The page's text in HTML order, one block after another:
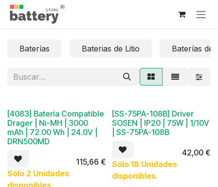
Ir al contenido
Baterías Baterias de Litio Baterías de
[4083] Batería Compatible
Drager | Ni-MH | 3000
mAh | 72.00 Wh | 24.0V |
DRN500MD
115,66 €
Sólo 2 Unidades
disponibles.
[SS-75PA-108B] Driver
SOSEN | IP20 | 75W | 1/10V
| SS-75PA-108B
42,00€
Sólo 18 Unidades
disponibles.